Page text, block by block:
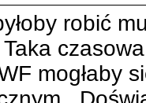
robić
mogłaby